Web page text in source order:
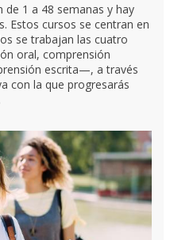
de 1 a 48 semanas y hay
Estos cursos se centran en
se trabajan las cuatro
oral, comprensión
escrita—, a través
con la que progresarás